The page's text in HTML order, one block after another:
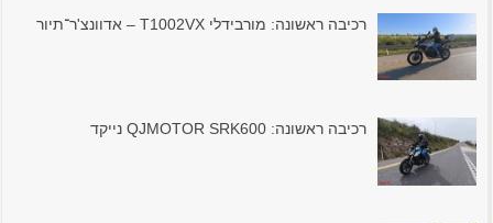
רכיבה ראשונה: מורבידלי T1002VX – אדוונצ'ר־תיור
רכיבה ראשונה: QJMOTOR SRK600 נייקד